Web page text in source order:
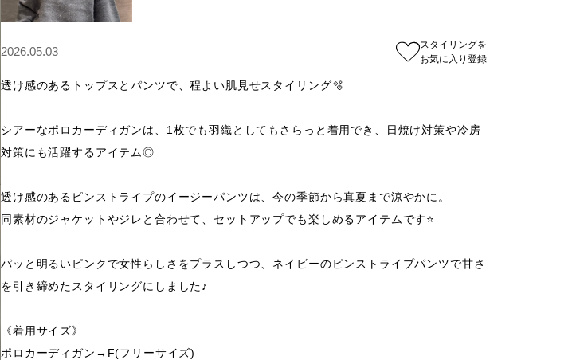
スタイリングを
お気に入り登録
2026.05.03
透け感のあるトップスとパンツで、程よい肌見せスタイリング🫧
シアーなポロカーディガンは、1枚でも羽織としてもさらっと着用でき、日焼け対策や冷房
対策にも活躍するアイテム◎
透け感のあるピンストライプのイージーパンツは、今の季節から真夏まで涼やかに。
同素材のジャケットやジレと合わせて、セットアップでも楽しめるアイテムです⭐️
パッと明るいピンクで女性らしさをプラスしつつ、ネイビーのピンストライプパンツで甘さ
を引き締めたスタイリングにしました♪
《着用サイズ》
ポロカーディガン→F(フリーサイズ)